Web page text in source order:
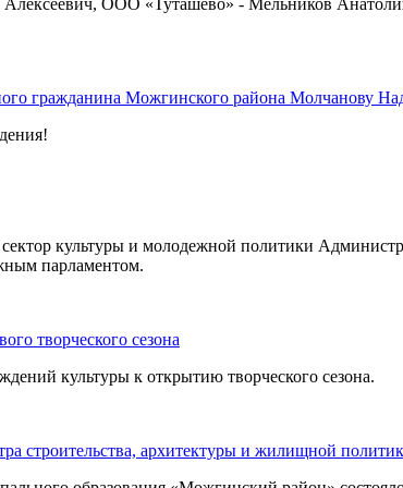
гражданина Можгинского района Молчанову
культуры и молодежной политики
парламентом.
творческого сезона
культуры к открытию творческого сезона.
строительства, архитектуры и жилищной